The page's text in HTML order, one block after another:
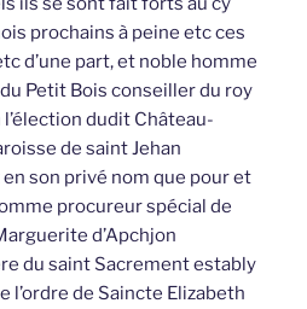
prochains à peine etc ces
d’une part, et noble homme
Petit Bois conseiller du roy
dudit Château-
de saint Jehan
son privé nom que pour et
procureur spécial de
d’Apchjon
du saint Sacrement estably
l’ordre de Saincte Elizabeth